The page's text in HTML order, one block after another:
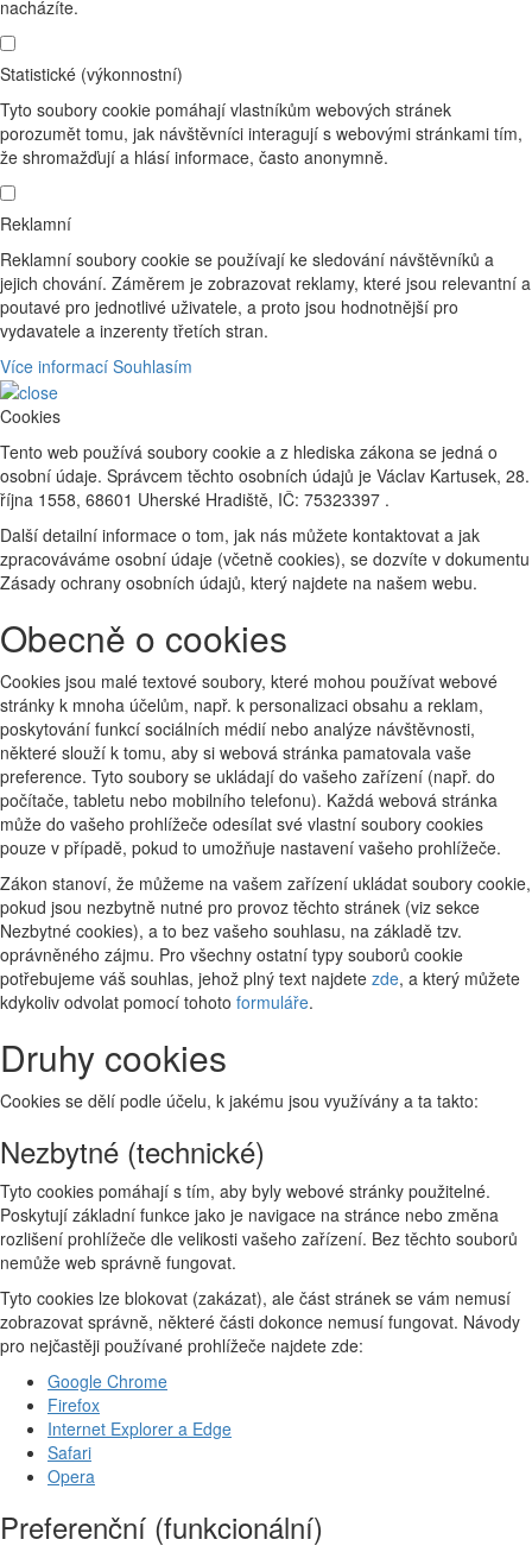
nacházíte.
Statistické (výkonnostní)
Tyto soubory cookie pomáhají vlastníkům webových stránek
porozumět tomu, jak návštěvníci interagují s webovými stránkami tím,
že shromažďují a hlásí informace, často anonymně.
Reklamní
Reklamní soubory cookie se používají ke sledování návštěvníků a
jejich chování. Záměrem je zobrazovat reklamy, které jsou relevantní a
poutavé pro jednotlivé uživatele, a proto jsou hodnotnější pro
vydavatele a inzerenty třetích stran.
Více informací Souhlasím
Cookies
Tento web používá soubory cookie a z hlediska zákona se jedná o
osobní údaje. Správcem těchto osobních údajů je Václav Kartusek, 28.
října 1558, 68601 Uherské Hradiště, IČ: 75323397 .
Další detailní informace o tom, jak nás můžete kontaktovat a jak
zpracováváme osobní údaje (včetně cookies), se dozvíte v dokumentu
Zásady ochrany osobních údajů, který najdete na našem webu.
Obecně o cookies
Cookies jsou malé textové soubory, které mohou používat webové
stránky k mnoha účelům, např. k personalizaci obsahu a reklam,
poskytování funkcí sociálních médií nebo analýze návštěvnosti,
některé slouží k tomu, aby si webová stránka pamatovala vaše
preference. Tyto soubory se ukládají do vašeho zařízení (např. do
počítače, tabletu nebo mobilního telefonu). Každá webová stránka
může do vašeho prohlížeče odesílat své vlastní soubory cookies
pouze v případě, pokud to umožňuje nastavení vašeho prohlížeče.
Zákon stanoví, že můžeme na vašem zařízení ukládat soubory cookie,
pokud jsou nezbytně nutné pro provoz těchto stránek (viz sekce
Nezbytné cookies), a to bez vašeho souhlasu, na základě tzv.
oprávněného zájmu. Pro všechny ostatní typy souborů cookie
potřebujeme váš souhlas, jehož plný text najdete zde, a který můžete
kdykoliv odvolat pomocí tohoto formuláře.
Druhy cookies
Cookies se dělí podle účelu, k jakému jsou využívány a ta takto:
Nezbytné (technické)
Tyto cookies pomáhají s tím, aby byly webové stránky použitelné.
Poskytují základní funkce jako je navigace na stránce nebo změna
rozlišení prohlížeče dle velikosti vašeho zařízení. Bez těchto souborů
nemůže web správně fungovat.
Tyto cookies lze blokovat (zakázat), ale část stránek se vám nemusí
zobrazovat správně, některé části dokonce nemusí fungovat. Návody
pro nejčastěji používané prohlížeče najdete zde:
Google Chrome
Firefox
Internet Explorer a Edge
Safari
Opera
Preferenční (funkcionální)